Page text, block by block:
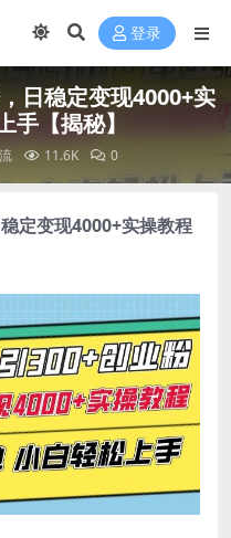
登录
日稳定变现4000+实
【揭秘】
11.6K 0
定变现4000+实操教程